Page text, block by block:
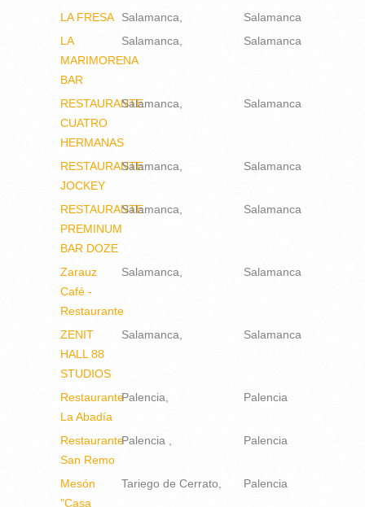
LA FRESA Salamanca
Salamanca
LA
MARIMORENA
BAR
Salamanca Salamanca
RESTAURANTE
CUATRO
HERMANAS
Salamanca Salamanca
RESTAURANTE
JOCKEY
Salamanca Salamanca
RESTAURANTE
PREMINUM
BAR DOZE
Salamanca Salamanca
Zarauz
Café -
Restaurante
Salamanca Salamanca
ZENIT
HALL 88
STUDIOS
Salamanca Salamanca
Restaurante
La Abadía
Palencia Palencia
Restaurante
San Remo
Palencia Palencia
Mesón
"Casa
Tariego de Cerrato Palencia